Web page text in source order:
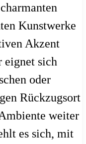
Kunstwerke
Akzent
eignet sich
oder
Rückzugsort
weiter
es sich, mit